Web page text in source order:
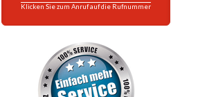
Klicken Sie zum Anruf auf die Rufnummer